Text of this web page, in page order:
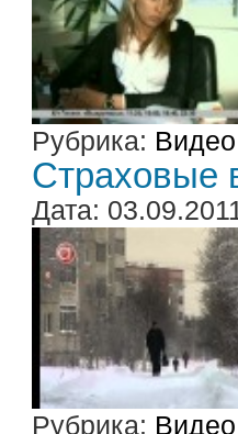
Рубрика: Видео
Страховые
Дата:
Рубрика: Видео